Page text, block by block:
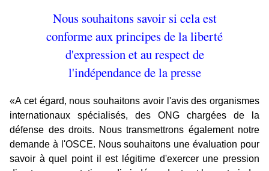
Nous souhaitons savoir si cela est
conforme aux principes de la liberté
d'expression et au respect de
l'indépendance de la presse
«A cet égard, nous souhaitons avoir l'avis des organismes
internationaux spécialisés, des ONG chargées de la
défense des droits. Nous transmettrons également notre
demande à l'OSCE. Nous souhaitons une évaluation pour
savoir à quel point il est légitime d'exercer une pression